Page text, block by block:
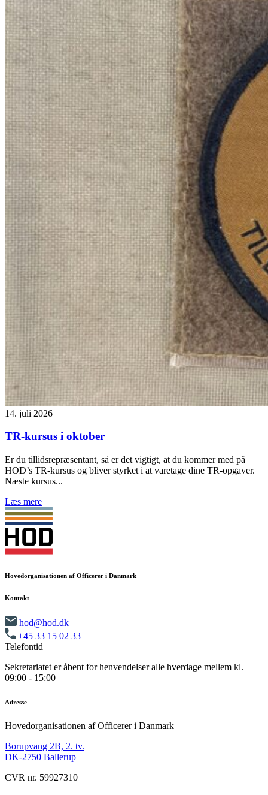
14. juli 2026
TR-kursus i oktober
Er du tillidsrepræsentant, så er det vigtigt, at du kommer med på
HOD’s TR-kursus og bliver styrket i at varetage dine TR-opgaver.
Næste kursus...
Læs mere
Hovedorganisationen af Officerer i Danmark
Kontakt
hod@hod.dk
+45 33 15 02 33
Telefontid
Sekretariatet er åbent for henvendelser alle hverdage mellem kl.
09:00 - 15:00
Adresse
Hovedorganisationen af Officerer i Danmark
Borupvang 2B, 2. tv.
DK-2750 Ballerup
CVR nr. 59927310